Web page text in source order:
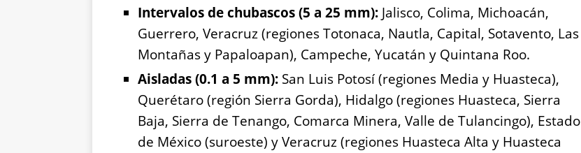
Intervalos de chubascos (5 a 25 mm): Jalisco, Colima, Michoacán,
Guerrero, Veracruz (regiones Totonaca, Nautla, Capital, Sotavento, Las
Montañas y Papaloapan), Campeche, Yucatán y Quintana Roo.
Aisladas (0.1 a 5 mm): San Luis Potosí (regiones Media y Huasteca),
Querétaro (región Sierra Gorda), Hidalgo (regiones Huasteca, Sierra
Baja, Sierra de Tenango, Comarca Minera, Valle de Tulancingo), Estado
de México (suroeste) y Veracruz (regiones Huasteca Alta y Huasteca